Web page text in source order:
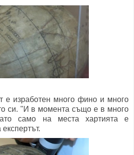
е изработен много фино и много
си. "И в момента също е в много
само на места хартията е